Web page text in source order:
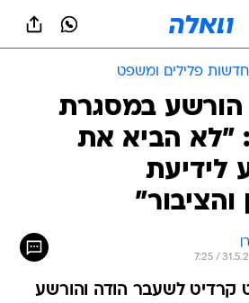
חדשות פלילים ומשפט
הורשע במסגרת
"לא הביא את
לידיעת
והציבור"
קרדיט לשעבר הודה והורשע